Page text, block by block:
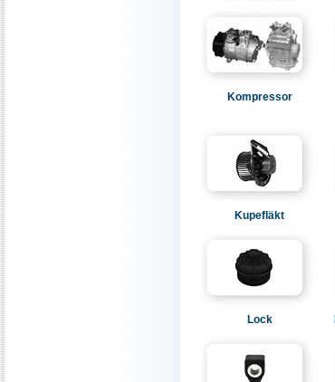
Kompressor
Kupefläkt
Lock